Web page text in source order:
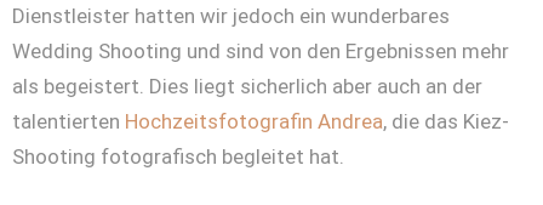
Dienstleister hatten wir jedoch ein wunderbares
Wedding Shooting und sind von den Ergebnissen mehr
als begeistert. Dies liegt sicherlich aber auch an der
talentierten Hochzeitsfotografin Andrea, die das Kiez-
Shooting fotografisch begleitet hat.